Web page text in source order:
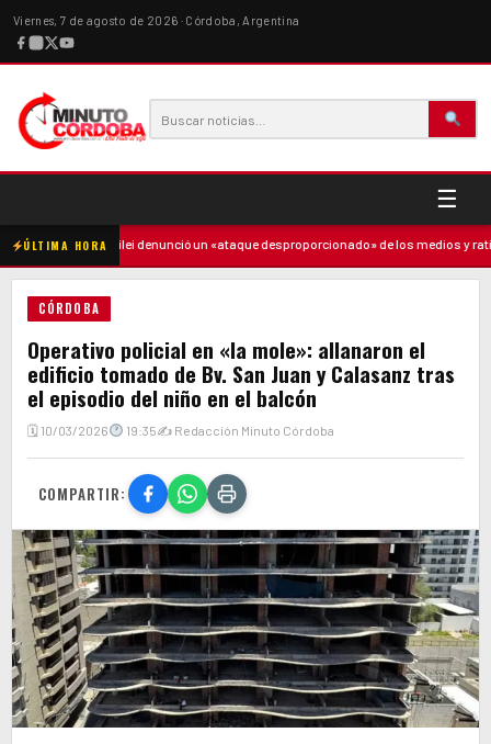
Viernes, 7 de agosto de 2026 · Córdoba, Argentina
☰
ÚLTIMA HORA
· Milei denunció un «ataque desproporcionado» de los medios y ratificó el
CÓRDOBA
Operativo policial en «la mole»: allanaron el
edificio tomado de Bv. San Juan y Calasanz tras
el episodio del niño en el balcón
🗓 10/03/2026 19:35✍ Redacción Minuto Córdoba
COMPARTIR: